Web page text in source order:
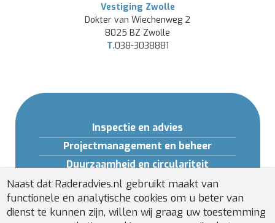
Vestiging Zwolle
Dokter van Wiechenweg 2
8025 BZ Zwolle
T.038-3038881
Inspectie en advies
Projectmanagement en beheer
Duurzaamheid en circulariteit
Opleidingen en Software
Gebouwveiligheid
Installatiebeheer
Naast dat Raderadvies.nl gebruikt maakt van
functionele en analytische cookies om u beter van
dienst te kunnen zijn, willen wij graag uw toestemming